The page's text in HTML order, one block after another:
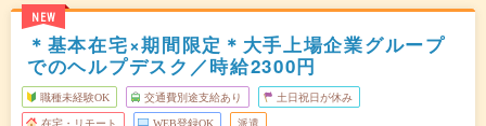
NEW
＊基本在宅×期間限定＊大手上場企業グループ
でのヘルプデスク／時給2300円
職種未経験OK 交通費別途支給あり 土日祝日が休み
在宅・リモート WEB登録OK 派遣